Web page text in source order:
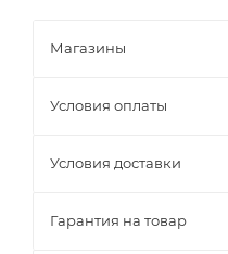
Магазины
Условия оплаты
Условия доставки
Гарантия на товар